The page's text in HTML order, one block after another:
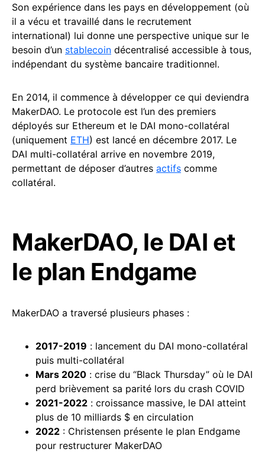
Son expérience dans les pays en développement (où
il a vécu et travaillé dans le recrutement
international) lui donne une perspective unique sur le
besoin d’un stablecoin décentralisé accessible à tous,
indépendant du système bancaire traditionnel.
En 2014, il commence à développer ce qui deviendra
MakerDAO. Le protocole est l’un des premiers
déployés sur Ethereum et le DAI mono-collatéral
(uniquement ETH) est lancé en décembre 2017. Le
DAI multi-collatéral arrive en novembre 2019,
permettant de déposer d’autres actifs comme
collatéral.
MakerDAO, le DAI et
le plan Endgame
MakerDAO a traversé plusieurs phases :
2017-2019 : lancement du DAI mono-collatéral
puis multi-collatéral
Mars 2020 : crise du “Black Thursday” où le DAI
perd brièvement sa parité lors du crash COVID
2021-2022 : croissance massive, le DAI atteint
plus de 10 milliards $ en circulation
2022 : Christensen présente le plan Endgame
pour restructurer MakerDAO